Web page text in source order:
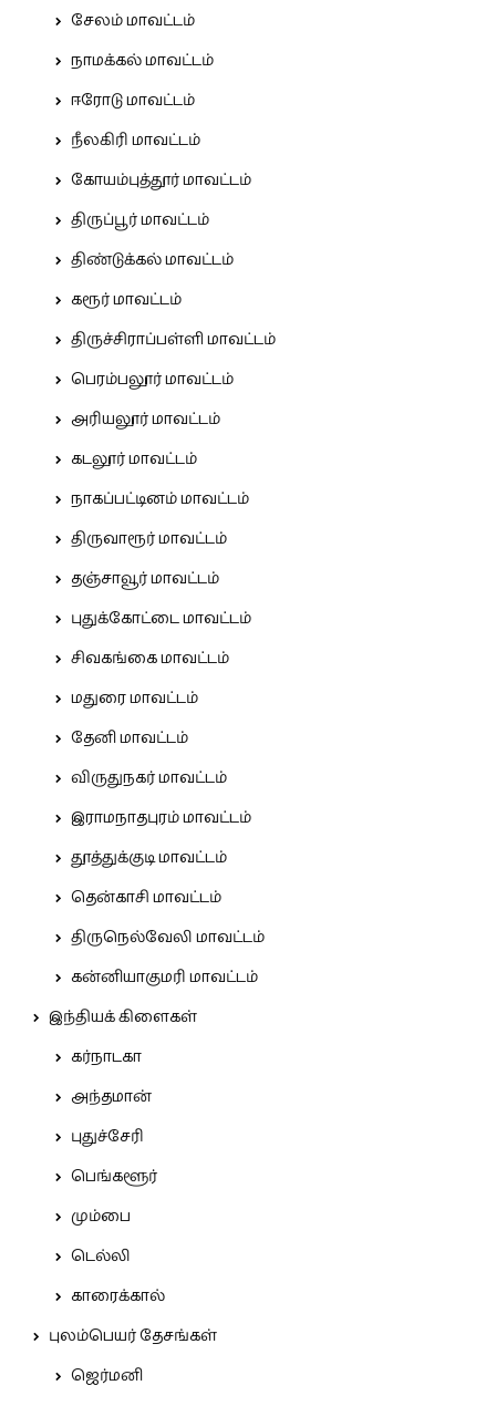
சேலம் மாவட்டம்
நாமக்கல் மாவட்டம்
ஈரோடு மாவட்டம்
நீலகிரி மாவட்டம்
கோயம்புத்தூர் மாவட்டம்
திருப்பூர் மாவட்டம்
திண்டுக்கல் மாவட்டம்
கரூர் மாவட்டம்
திருச்சிராப்பள்ளி மாவட்டம்
பெரம்பலூர் மாவட்டம்
அரியலூர் மாவட்டம்
கடலூர் மாவட்டம்
நாகப்பட்டினம் மாவட்டம்
திருவாரூர் மாவட்டம்
தஞ்சாவூர் மாவட்டம்
புதுக்கோட்டை மாவட்டம்
சிவகங்கை மாவட்டம்
மதுரை மாவட்டம்
தேனி மாவட்டம்
விருதுநகர் மாவட்டம்
இராமநாதபுரம் மாவட்டம்
தூத்துக்குடி மாவட்டம்
தென்காசி மாவட்டம்
திருநெல்வேலி மாவட்டம்
கன்னியாகுமரி மாவட்டம்
இந்தியக் கிளைகள்
கர்நாடகா
அந்தமான்
புதுச்சேரி
பெங்களூர்
மும்பை
டெல்லி
காரைக்கால்
புலம்பெயர் தேசங்கள்
ஜெர்மனி